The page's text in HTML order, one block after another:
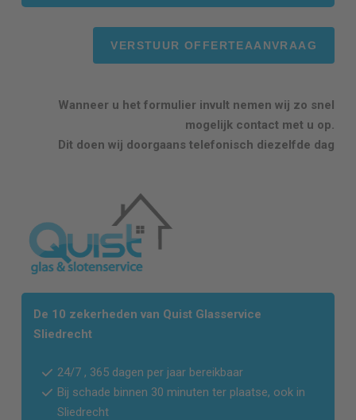
Wanneer u het formulier invult nemen wij zo snel
mogelijk contact met u op.
Dit doen wij doorgaans telefonisch diezelfde dag
De 10 zekerheden van Quist Glasservice
Sliedrecht
24/7 , 365 dagen per jaar bereikbaar
Bij schade binnen 30 minuten ter plaatse, ook in
Sliedrecht